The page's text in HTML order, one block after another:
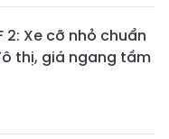
2: Xe cỡ nhỏ chuẩn
thị, giá ngang tầm